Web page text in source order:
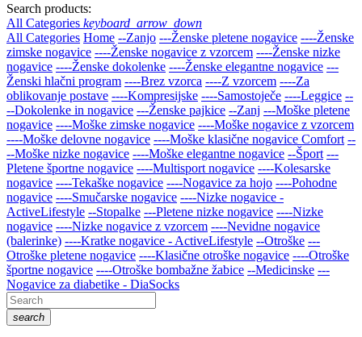
Search products:
All Categories keyboard_arrow_down
All Categories Home --Zanjo ---Ženske pletene nogavice ----Ženske
zimske nogavice ----Ženske nogavice z vzorcem ----Ženske nizke
nogavice ----Ženske dokolenke ----Ženske elegantne nogavice ---
Ženski hlačni program ----Brez vzorca ----Z vzorcem ----Za
oblikovanje postave ----Kompresijske ----Samostoječe ----Leggice --
--Dokolenke in nogavice ---Ženske pajkice --Zanj ---Moške pletene
nogavice ----Moške zimske nogavice ----Moške nogavice z vzorcem
----Moške delovne nogavice ----Moške klasične nogavice Comfort --
--Moške nizke nogavice ----Moške elegantne nogavice --Šport ---
Pletene športne nogavice ----Multisport nogavice ----Kolesarske
nogavice ----Tekaške nogavice ----Nogavice za hojo ----Pohodne
nogavice ----Smučarske nogavice ----Nizke nogavice -
ActiveLifestyle --Stopalke ---Pletene nizke nogavice ----Nizke
nogavice ----Nizke nogavice z vzorcem ----Nevidne nogavice
(balerinke) ----Kratke nogavice - ActiveLifestyle --Otroške ---
Otroške pletene nogavice ----Klasične otroške nogavice ----Otroške
športne nogavice ----Otroške bombažne žabice --Medicinske ---
Nogavice za diabetike - DiaSocks
search